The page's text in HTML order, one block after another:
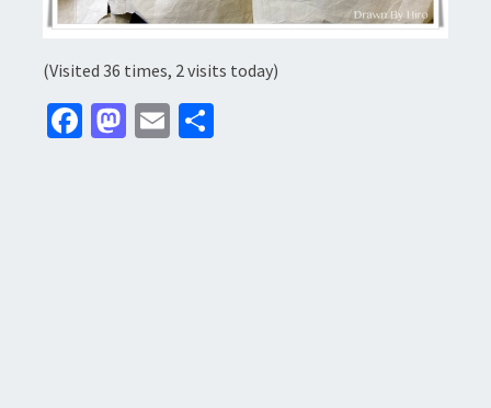
(Visited 36 times, 2 visits today)
Fa M E